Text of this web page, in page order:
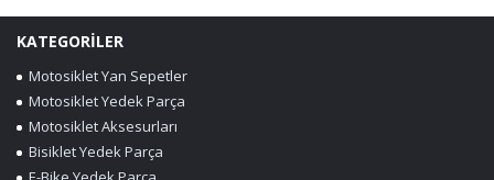
KATEGORİLER
Motosiklet Yan Sepetler
Motosiklet Yedek Parça
Motosiklet Aksesurları
Bisiklet Yedek Parça